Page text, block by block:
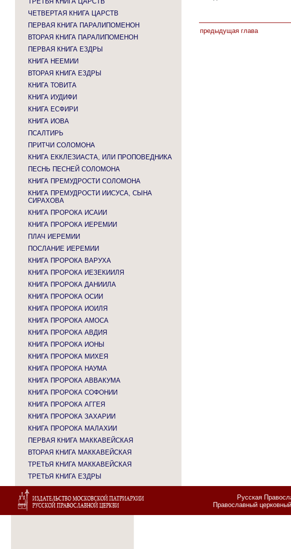
ЧЕТВЕРТАЯ КНИГА ЦАРСТВ
ПЕРВАЯ КНИГА ПАРАЛИПОМЕНОН
ВТОРАЯ КНИГА ПАРАЛИПОМЕНОН
ПЕРВАЯ КНИГА ЕЗДРЫ
КНИГА НЕЕМИИ
ВТОРАЯ КНИГА ЕЗДРЫ
КНИГА ТОВИТА
КНИГА ИУДИФИ
КНИГА ЕСФИРИ
КНИГА ИОВА
ПСАЛТИРЬ
ПРИТЧИ СОЛОМОНА
КНИГА ЕККЛЕЗИАСТА, ИЛИ ПРОПОВЕДНИКА
ПЕСНЬ ПЕСНЕЙ СОЛОМОНА
КНИГА ПРЕМУДРОСТИ СОЛОМОНА
КНИГА ПРЕМУДРОСТИ ИИСУСА, СЫНА
СИРАХОВА
КНИГА ПРОРОКА ИСАИИ
КНИГА ПРОРОКА ИЕРЕМИИ
ПЛАЧ ИЕРЕМИИ
ПОСЛАНИЕ ИЕРЕМИИ
КНИГА ПРОРОКА ВАРУХА
КНИГА ПРОРОКА ИЕЗЕКИИЛЯ
КНИГА ПРОРОКА ДАНИИЛА
КНИГА ПРОРОКА ОСИИ
КНИГА ПРОРОКА ИОИЛЯ
КНИГА ПРОРОКА АМОСА
КНИГА ПРОРОКА АВДИЯ
КНИГА ПРОРОКА ИОНЫ
КНИГА ПРОРОКА МИХЕЯ
КНИГА ПРОРОКА НАУМА
КНИГА ПРОРОКА АВВАКУМА
КНИГА ПРОРОКА СОФОНИИ
КНИГА ПРОРОКА АГГЕЯ
КНИГА ПРОРОКА ЗАХАРИИ
КНИГА ПРОРОКА МАЛАХИИ
ПЕРВАЯ КНИГА МАККАВЕЙСКАЯ
ВТОРАЯ КНИГА МАККАВЕЙСКАЯ
ТРЕТЬЯ КНИГА МАККАВЕЙСКАЯ
ТРЕТЬЯ КНИГА ЕЗДРЫ
предыдущая глава
Русская
Православный